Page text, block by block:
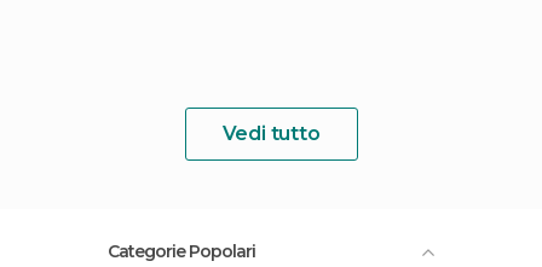
Vedi tutto
Categorie Popolari